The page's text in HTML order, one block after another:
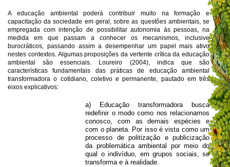
A educação ambiental poderá contribuir muito na formação e
capacitação da sociedade em geral, sobre as questões ambientais, se
empregada com intenção de possibilitar autonomia às pessoas, na
medida em que passam a conhecer os mecanismos, inclusive
burocráticos, passando assim a desempenhar um papel mais ativo
nestes contextos. Algumas proposições da vertente crítica da educação
ambiental são essenciais. Loureiro (2004), indica que são
características fundamentais das práticas de educação ambiental
transformadora o cotidiano, coletivo e permanente, pautado em três
eixos explicativos:
a) Educação transformadora busca
redefinir o modo como nos relacionamos
conosco, com as demais espécies e
com o planeta. Por isso é vista como um
processo de politização e publicização
da problemática ambiental por meio do
qual o indivíduo, em grupos sociais, se
transforma e à realidade.